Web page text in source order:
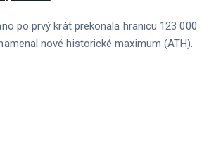
po prvý krát prekonala hranicu 123 000
nové historické maximum (ATH).